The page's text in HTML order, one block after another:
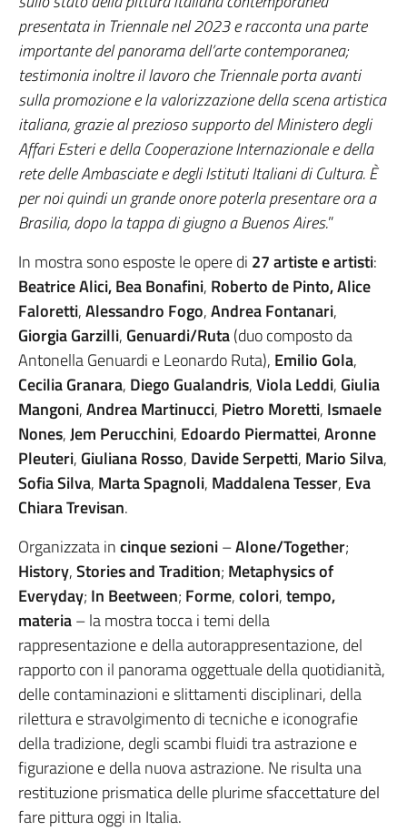
presentata in Triennale nel 2023 e racconta una parte
importante del panorama dell’arte contemporanea;
testimonia inoltre il lavoro che Triennale porta avanti
sulla promozione e la valorizzazione della scena artistica
italiana, grazie al prezioso supporto del Ministero degli
Affari Esteri e della Cooperazione Internazionale e della
rete delle Ambasciate e degli Istituti Italiani di Cultura. È
per noi quindi un grande onore poterla presentare ora a
Brasilia, dopo la tappa di giugno a Buenos Aires.”
In mostra sono esposte le opere di 27 artiste e artisti:
Beatrice Alici, Bea Bonafini, Roberto de Pinto, Alice
Faloretti,Alessandro Fogo,Andrea Fontanari,
Giorgia Garzilli, Genuardi/Ruta(duo composto da
Antonella Genuardi e Leonardo Ruta), Emilio Gola,
Cecilia Granara, Diego Gualandris,Viola Leddi, Giulia
Mangoni,Andrea Martinucci, Pietro Moretti, Ismaele
Nones,Jem Perucchini, Edoardo Piermattei,Aronne
Pleuteri, Giuliana Rosso, Davide Serpetti, Mario Silva,
Sofia Silva, Marta Spagnoli, Maddalena Tesser, Eva
Chiara Trevisan.
Organizzata incinque sezioni–Alone/Together;
History,Stories and Tradition; Metaphysics of
Everyday; In Beetween; Forme,colori,tempo,
materia– la mostra tocca i temi della
rappresentazione e della autorappresentazione, del
rapporto con il panorama oggettuale della quotidianità,
delle contaminazioni e slittamenti disciplinari, della
rilettura e stravolgimento di tecniche e iconografie
della tradizione, degli scambi fluidi tra astrazione e
figurazione e della nuova astrazione. Ne risulta una
restituzione prismatica delle plurime sfaccettature del
fare pittura oggi in Italia.